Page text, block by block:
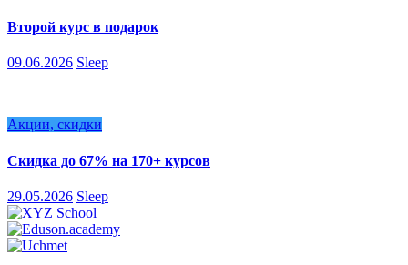
Второй курс в подарок
09.06.2026 Sleep
Акции, скидки
Скидка до 67% на 170+ курсов
29.05.2026 Sleep